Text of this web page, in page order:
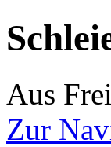
Aus
Zur